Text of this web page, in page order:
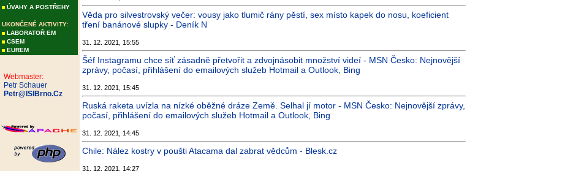
ÚVAHY A POSTŘEHY
UKONČENÉ AKTIVITY:
LABORATOŘ EM
CSEM
EUREM
Webmaster:
Petr Schauer
Petr@ISIBrno.Cz
Věda pro silvestrovský večer: vousy jako tlumič rány pěstí, sex místo kapek do nosu, koeficient
tření banánové slupky - Deník N
31. 12. 2021, 15:55
Šéf Instagramu chce síť zásadně přetvořit a zdvojnásobit množství videí - MSN Česko: Nejnovější
zprávy, počasí, přihlášení do emailových služeb Hotmail a Outlook, Bing
31. 12. 2021, 15:45
Ruská raketa uvízla na nízké oběžné dráze Země. Selhal jí motor - MSN Česko: Nejnovější zprávy,
počasí, přihlášení do emailových služeb Hotmail a Outlook, Bing
31. 12. 2021, 14:45
Chile: Nález kostry v poušti Atacama dal zabrat vědcům - Blesk.cz
31. 12. 2021, 14:27